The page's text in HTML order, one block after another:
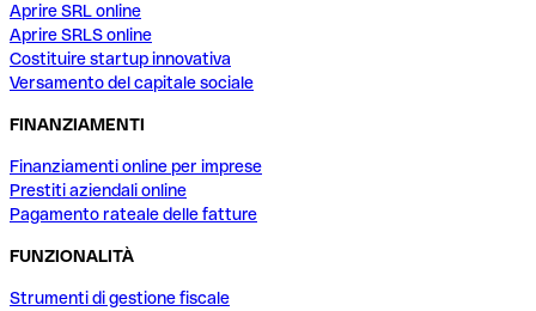
Aprire SRL online
Aprire SRLS online
Costituire startup innovativa
Versamento del capitale sociale
FINANZIAMENTI
Finanziamenti online per imprese
Prestiti aziendali online
Pagamento rateale delle fatture
FUNZIONALITÀ
Strumenti di gestione fiscale